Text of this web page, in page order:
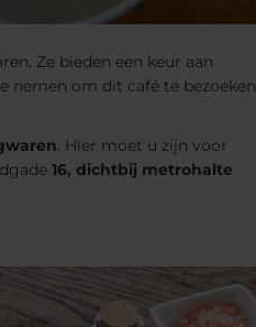
Ze bieden een keur aan
nemen om dit café te bezoeken
. Hier moet u zijn voor
16, dichtbij metrohalte